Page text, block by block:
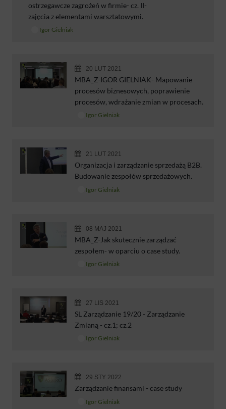
ostrzegawcze zagrożeń w firmie- cz. II-
zajęcia z elementami warsztatowymi.
Igor Gielniak
20 LUT 2021
MBA_Z-IGOR GIELNIAK- Mapowanie
procesów biznesowych, poprawienie
procesów, wdrażanie zmian w procesach.
Igor Gielniak
21 LUT 2021
Organizacja i zarządzanie sprzedażą B2B.
Budowanie zespołów sprzedażowych.
Igor Gielniak
08 MAJ 2021
MBA_Z-Jak skutecznie zarządzać
zespołem- w oparciu o case study.
Igor Gielniak
27 LIS 2021
SL Zarządzanie 19/20 - Zarządzanie
Zmianą - cz.1; cz.2
Igor Gielniak
29 STY 2022
Zarządzanie finansami - case study
Igor Gielniak